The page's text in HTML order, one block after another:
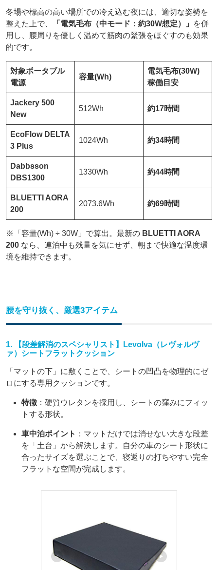
冬場や標高の高い場所での冷え込む夜には、適切な姿勢を
整えた上で、
「電気毛布（中モード：約30W想定）」
を併
用し、腰周りを優しく温めて筋肉の緊張をほぐすのも効果
的です。
対象ポータブル
電源
容量(Wh)
電気毛布(30W)
稼働目安
Jackery 500
New
512Wh 約17時間
EcoFlow DELTA
3 Plus
1024Wh 約34時間
Dabbsson
DBS1300
1330Wh 約44時間
BLUETTI AORA
200
2073.6Wh 約69時間
※「容量(Wh) ÷ 30W」で算出。最新の BLUETTI AORA
200 なら、連泊中も残量を気にせず、朝まで快適な温度環
境を維持できます。
腰を守り抜く、厳選3アイテム
1. 【段差解消のスペシャリスト】Levolva（レヴォルヴ
ァ）シートフラットクッション
「マットの下」に敷くことで、シートの凹凸を物理的にゼ
ロにする専用クッションです。
特徴 ：硬質ウレタンを採用し、シートの窪みにフィッ
トする形状。
車中泊ポイント ：マットだけでは消せない大きな段差
を「土台」から解決します。自分の車のシート形状に
合ったサイズを選ぶことで、寝返りの打ちやすい完全
フラットな空間が完成します。